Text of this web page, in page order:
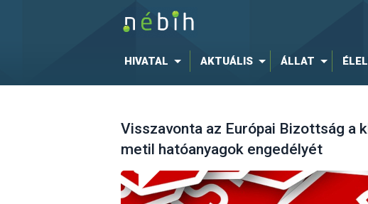
HIVATAL AKTUÁLIS ÁLLAT
Visszavonta az Európai Bizottság a
metil hatóanyagok engedélyét